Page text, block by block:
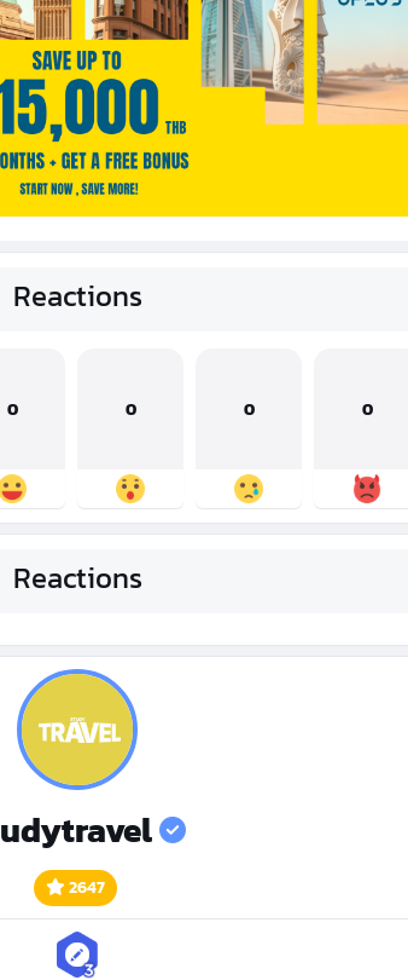
Reactions
0 0 0 0
Reactions
2647